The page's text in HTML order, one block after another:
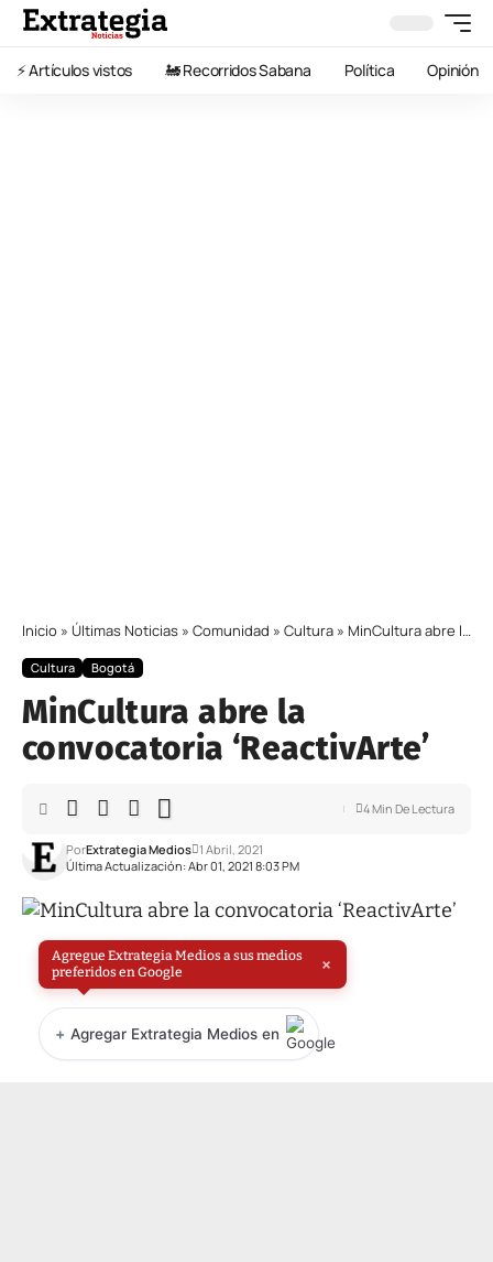
⚡️ Artículos vistos 🚂 Recorridos Sabana Política Opinión
Inicio » Últimas Noticias » Comunidad » Cultura » MinCultura abre la convocatoria ‘ReactivArte’
Cultura Bogotá
MinCultura abre la
convocatoria ‘ReactivArte’
Última Actualización: Abr 01, 2021 8:03 PM
PorExtrategia Medios 1 Abril, 2021
4 Min De Lectura
Agregue Extrategia Medios a sus medios
preferidos en Google
×
+ Agregar Extrategia Medios en